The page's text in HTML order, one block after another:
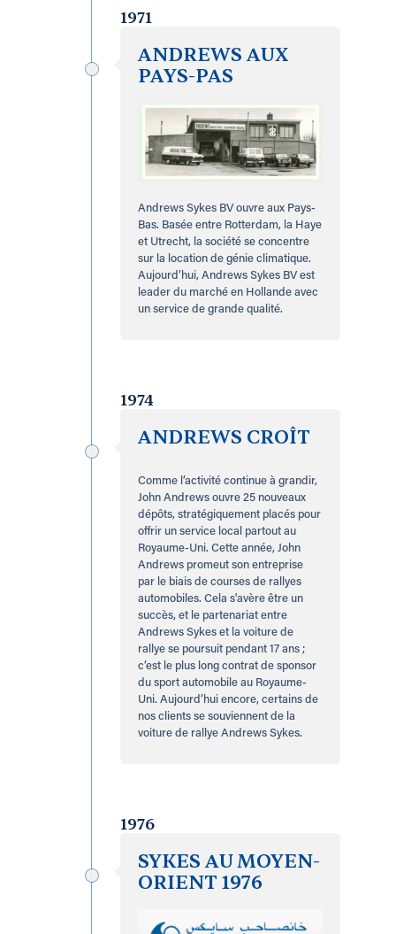
1971
ANDREWS AUX
PAYS-PAS
Andrews Sykes BV ouvre aux Pays-
Bas. Basée entre Rotterdam, la Haye
et Utrecht, la société se concentre
sur la location de génie climatique.
Aujourd’hui, Andrews Sykes BV est
leader du marché en Hollande avec
un service de grande qualité.
1974
ANDREWS CROÎT
Comme l’activité continue à grandir,
John Andrews ouvre 25 nouveaux
dépôts, stratégiquement placés pour
offrir un service local partout au
Royaume-Uni. Cette année, John
Andrews promeut son entreprise
par le biais de courses de rallyes
automobiles. Cela s'avère être un
succès, et le partenariat entre
Andrews Sykes et la voiture de
rallye se poursuit pendant 17 ans ;
c’est le plus long contrat de sponsor
du sport automobile au Royaume-
Uni. Aujourd’hui encore, certains de
nos clients se souviennent de la
voiture de rallye Andrews Sykes.
1976
SYKES AU MOYEN-
ORIENT 1976